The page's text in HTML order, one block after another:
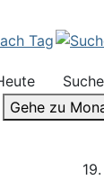
Suche
Gehe zu